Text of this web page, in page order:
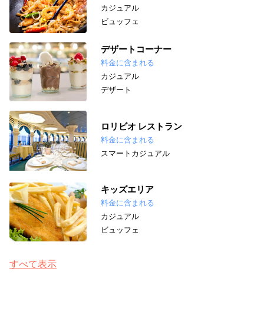
カジュアル
ビュッフェ
デザートコーナー
料金に含まれる
カジュアル
デザート
ロリビオ レストラン
料金に含まれる
スマートカジュアル
キッズエリア
料金に含まれる
カジュアル
ビュッフェ
すべて表示